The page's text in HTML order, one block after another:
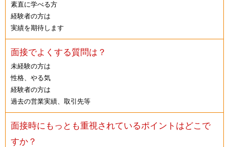
素直に学べる方
経験者の方は
実績を期待します
面接でよくする質問は？
未経験の方は
性格、やる気
経験者の方は
過去の営業実績、取引先等
面接時にもっとも重視されているポイントはどこで
すか？